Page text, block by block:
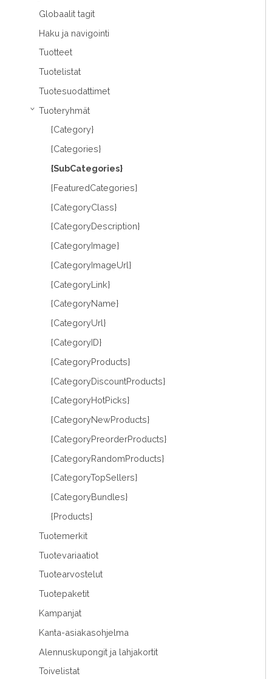
Globaalit tagit
Haku ja navigointi
Tuotteet
Tuotelistat
Tuotesuodattimet
› Tuoteryhmät
{Category}
{Categories}
{SubCategories}
{FeaturedCategories}
{CategoryClass}
{CategoryDescription}
{CategoryImage}
{CategoryImageUrl}
{CategoryLink}
{CategoryName}
{CategoryUrl}
{CategoryID}
{CategoryProducts}
{CategoryDiscountProducts}
{CategoryHotPicks}
{CategoryNewProducts}
{CategoryPreorderProducts}
{CategoryRandomProducts}
{CategoryTopSellers}
{CategoryBundles}
{Products}
Tuotemerkit
Tuotevariaatiot
Tuotearvostelut
Tuotepaketit
Kampanjat
Kanta-asiakasohjelma
Alennuskupongit ja lahjakortit
Toivelistat